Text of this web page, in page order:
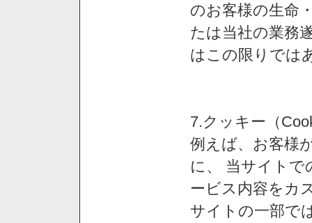
のお客様の生命
たは当社の業務
はこの限りでは
7.クッキー（
例えば、お客様
に、 当サイトで
ービス内容をカ
サイトの一部で